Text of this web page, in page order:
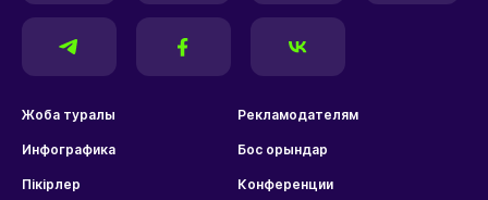
Жоба туралы Рекламодателям
Инфографика Бос орындар
Пікірлер Конференции